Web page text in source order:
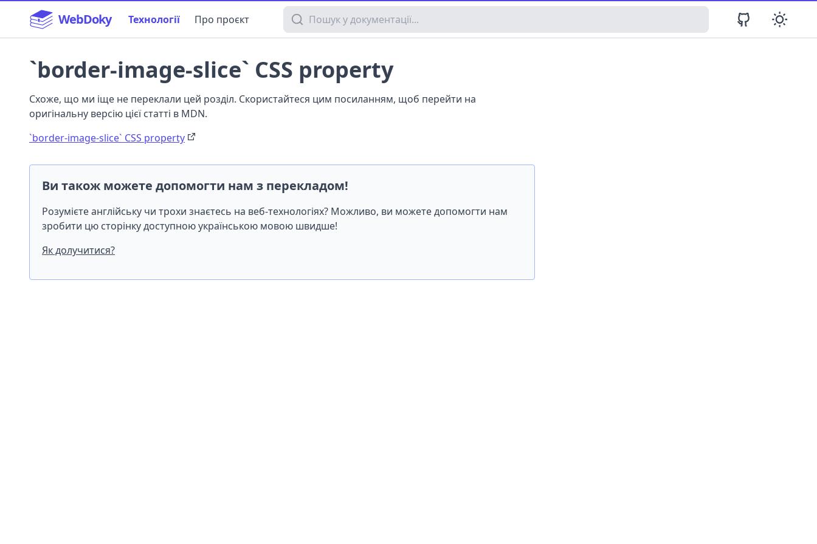
WebDoky Технології Про проєкт Пошук у документації
`border-image-slice` CSS property
Схоже, що ми іще не переклали цей розділ. Скористайтеся цим посиланням, щоб перейти на
оригінальну версію цієї статті в MDN.
`border-image-slice` CSS property
Ви також можете допомогти нам з перекладом!
Розумієте англійську чи трохи знаєтесь на веб-технологіях? Можливо, ви можете допомогти нам
зробити цю сторінку доступною українською мовою швидше!
Як долучитися?